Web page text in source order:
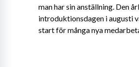
man har sin anställning. Den
introduktionsdagen i augusti
start för många nya